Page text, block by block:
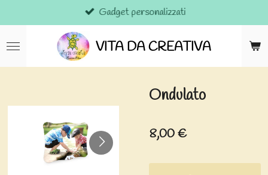
al
contenuto
VITA DA CREATIVA
Gadget personalizzati
Ondulato
8,00 €